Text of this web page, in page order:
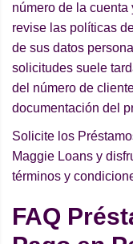
número de la cuenta
revise las políticas
de sus datos
solicitudes suele
del número de
documentación del
Solicite los
Maggie Loans y
términos y
FAQ